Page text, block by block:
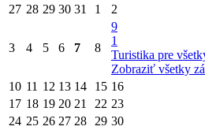
27 28 29 30 31 1 2
3 4 5 6 7 8
9
1
Turistika pre
Zobraziť všetky
10 11 12 13 14 15 16
17 18 19 20 21 22 23
24 25 26 27 28 29 30